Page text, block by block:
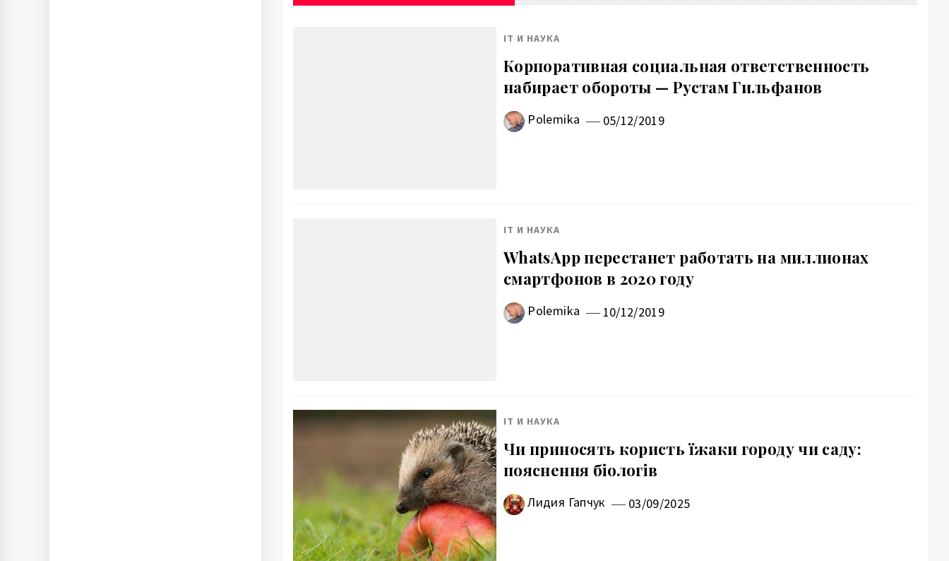
IT И НАУКА
Корпоративная социальная ответственность
набирает обороты — Рустам Гильфанов
Polemika 05/12/2019
IT И НАУКА
WhatsApp перестанет работать на миллионах
смартфонов в 2020 году
Polemika 10/12/2019
IT И НАУКА
Чи приносять користь їжаки городу чи саду:
пояснення біологів
Лидия Гапчук 03/09/2025